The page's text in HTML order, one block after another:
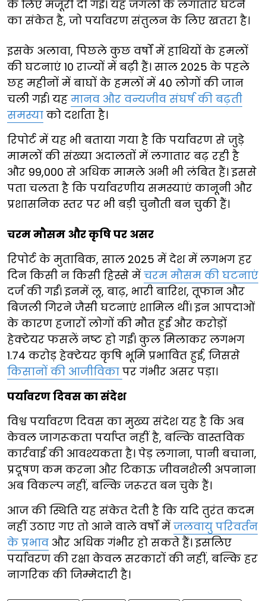
के लिए मंजूरी दी गई। यह जंगलों के लगातार घटने
का संकेत है, जो पर्यावरण संतुलन के लिए खतरा है।
इसके अलावा, पिछले कुछ वर्षों में हाथियों के हमलों
की घटनाएं 10 राज्यों में बढ़ी हैं। साल 2025 के पहले
छह महीनों में बाघों के हमलों में 40 लोगों की जान
चली गई। यह मानव और वन्यजीव संघर्ष की बढ़ती
समस्या को दर्शाता है।
रिपोर्ट में यह भी बताया गया है कि पर्यावरण से जुड़े
मामलों की संख्या अदालतों में लगातार बढ़ रही है
और 99,000 से अधिक मामले अभी भी लंबित हैं। इससे
पता चलता है कि पर्यावरणीय समस्याएं कानूनी और
प्रशासनिक स्तर पर भी बड़ी चुनौती बन चुकी हैं।
चरम मौसम और कृषि पर असर
रिपोर्ट के मुताबिक, साल 2025 में देश में लगभग हर
दिन किसी न किसी हिस्से में चरम मौसम की घटनाएं
दर्ज की गईं। इनमें लू, बाढ़, भारी बारिश, तूफान और
बिजली गिरने जैसी घटनाएं शामिल थीं। इन आपदाओं
के कारण हजारों लोगों की मौत हुई और करोड़ों
हेक्टेयर फसलें नष्ट हो गईं। कुल मिलाकर लगभग
1.74 करोड़ हेक्टेयर कृषि भूमि प्रभावित हुई, जिससे
किसानों की आजीविका पर गंभीर असर पड़ा।
पर्यावरण दिवस का संदेश
विश्व पर्यावरण दिवस का मुख्य संदेश यह है कि अब
केवल जागरूकता पर्याप्त नहीं है, बल्कि वास्तविक
कार्रवाई की आवश्यकता है। पेड़ लगाना, पानी बचाना,
प्रदूषण कम करना और टिकाऊ जीवनशैली अपनाना
अब विकल्प नहीं, बल्कि जरूरत बन चुके हैं।
आज की स्थिति यह संकेत देती है कि यदि तुरंत कदम
नहीं उठाए गए तो आने वाले वर्षों में जलवायु परिवर्तन
के प्रभाव और अधिक गंभीर हो सकते हैं। इसलिए
पर्यावरण की रक्षा केवल सरकारों की नहीं, बल्कि हर
नागरिक की जिम्मेदारी है।